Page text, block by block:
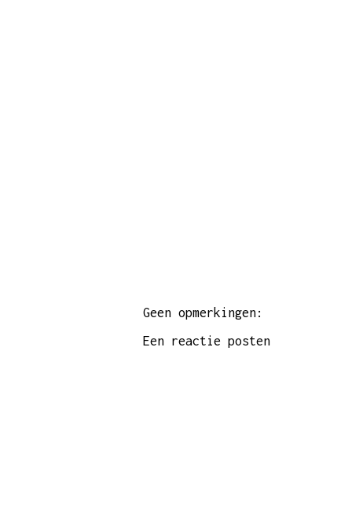
Geen opmerkingen:
Een reactie posten